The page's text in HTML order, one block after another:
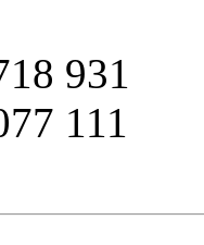
931
111